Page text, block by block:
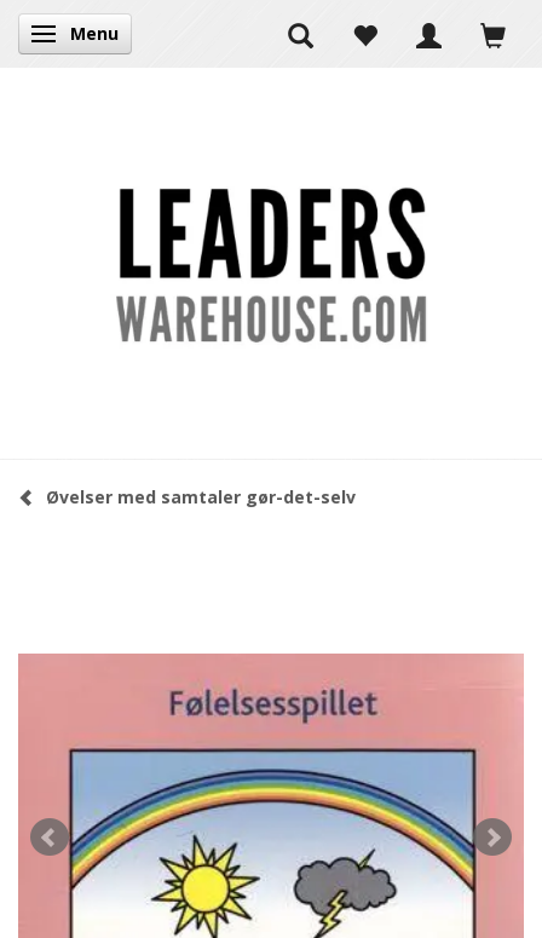
Skifte navigation
Menu
Øvelser med samtaler gør-det-selv